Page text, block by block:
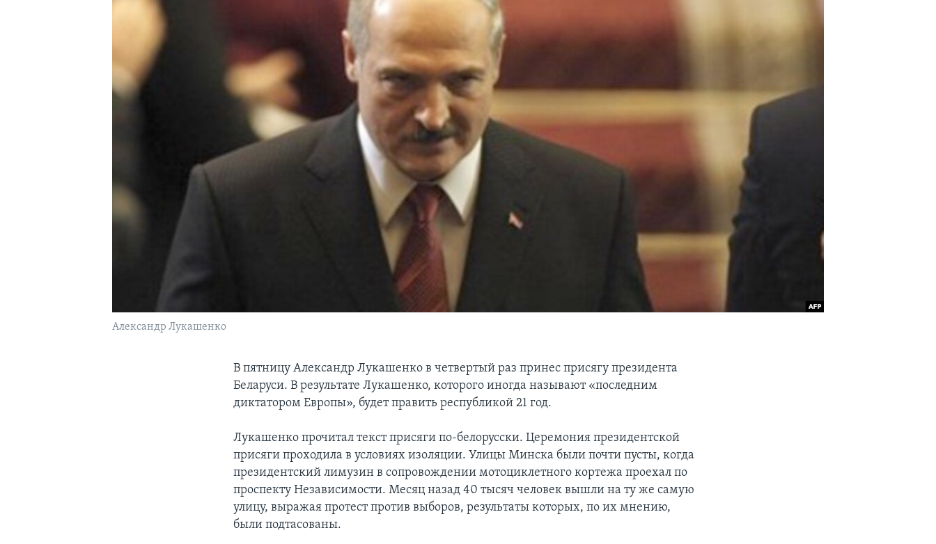
Александр Лукашенко
В пятницу Александр Лукашенко в четвертый раз принес присягу президента
Беларуси. В результате Лукашенко, которого иногда называют «последним
диктатором Европы», будет править республикой 21 год.
Лукашенко прочитал текст присяги по-белорусски. Церемония президентской
присяги проходила в условиях изоляции. Улицы Минска были почти пусты, когда
президентский лимузин в сопровождении мотоциклетного кортежа проехал по
проспекту Независимости. Месяц назад 40 тысяч человек вышли на ту же самую
улицу, выражая протест против выборов, результаты которых, по их мнению,
были подтасованы.